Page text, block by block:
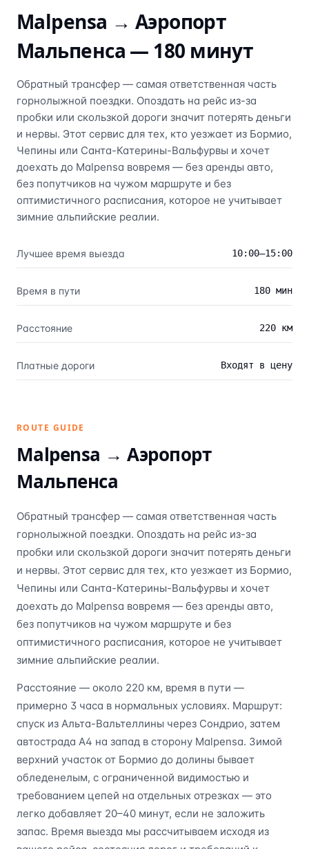
Malpensa → Аэропорт
Мальпенса — 180 минут
Обратный трансфер — самая ответственная часть
горнолыжной поездки. Опоздать на рейс из-за
пробки или скользкой дороги значит потерять деньги
и нервы. Этот сервис для тех, кто уезжает из Бормио,
Чепины или Санта-Катерины-Вальфурвы и хочет
доехать до Malpensa вовремя — без аренды авто,
без попутчиков на чужом маршруте и без
оптимистичного расписания, которое не учитывает
зимние альпийские реалии.
Лучшее время выезда 10:00–15:00
Время в пути 180 мин
Расстояние 220 км
Платные дороги Входят в цену
ROUTE GUIDE
Malpensa →Аэропорт
Мальпенса
Обратный трансфер — самая ответственная часть
горнолыжной поездки. Опоздать на рейс из-за
пробки или скользкой дороги значит потерять деньги
и нервы. Этот сервис для тех, кто уезжает из Бормио,
Чепины или Санта-Катерины-Вальфурвы и хочет
доехать до Malpensa вовремя — без аренды авто,
без попутчиков на чужом маршруте и без
оптимистичного расписания, которое не учитывает
зимние альпийские реалии.
Расстояние — около 220 км, время в пути —
примерно 3 часа в нормальных условиях. Маршрут:
спуск из Альта-Вальтеллины через Сондрио, затем
автострада А4 на запад в сторону Malpensa. Зимой
верхний участок от Бормио до долины бывает
обледенелым, с ограниченной видимостью и
требованием цепей на отдельных отрезках — это
легко добавляет 20–40 минут, если не заложить
запас. Время выезда мы рассчитываем исходя из